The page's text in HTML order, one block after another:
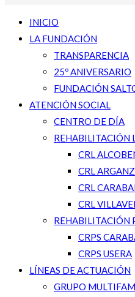
INICIO
LA FUNDACIÓN
TRANSPARENCIA
25º ANIVERSARIO
FUNDACIÓN
ATENCIÓN SOCIAL
CENTRO DE DÍA
REHABILITACIÓN
CRL
CRL
CRL
CRL
REHABILITACIÓN
CRPS
CRPS USERA
LÍNEAS DE ACTUACIÓN
GRUPO